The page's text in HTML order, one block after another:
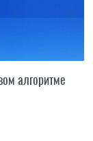
алгоритме